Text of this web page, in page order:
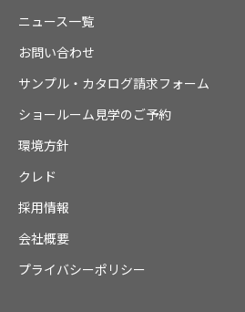
ニュース一覧
お問い合わせ
サンプル・カタログ請求フォーム
ショールーム見学のご予約
環境方針
クレド
採用情報
会社概要
プライバシーポリシー